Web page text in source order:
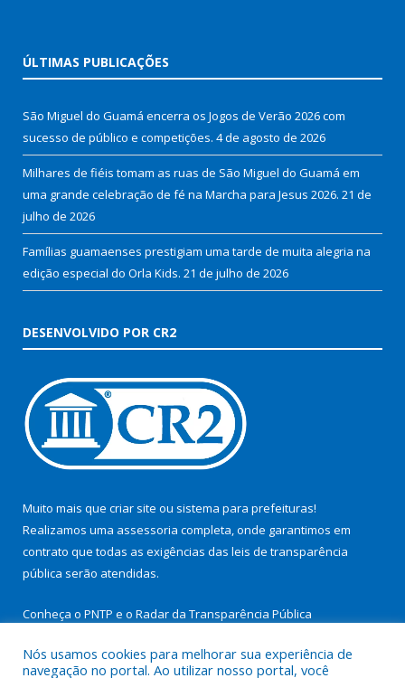
ÚLTIMAS PUBLICAÇÕES
São Miguel do Guamá encerra os Jogos de Verão 2026 com
sucesso de público e competições. 4 de agosto de 2026
Milhares de fiéis tomam as ruas de São Miguel do Guamá em
uma grande celebração de fé na Marcha para Jesus 2026. 21 de
julho de 2026
Famílias guamaenses prestigiam uma tarde de muita alegria na
edição especial do Orla Kids. 21 de julho de 2026
DESENVOLVIDO POR CR2
Muito mais que criar site ou sistema para prefeituras!
Realizamos uma assessoria completa, onde garantimos em
contrato que todas as exigências das leis de transparência
pública serão atendidas.
Conheça o PNTP e o Radar da Transparência Pública
Nós usamos cookies para melhorar sua experiência de
navegação no portal. Ao utilizar nosso portal, você